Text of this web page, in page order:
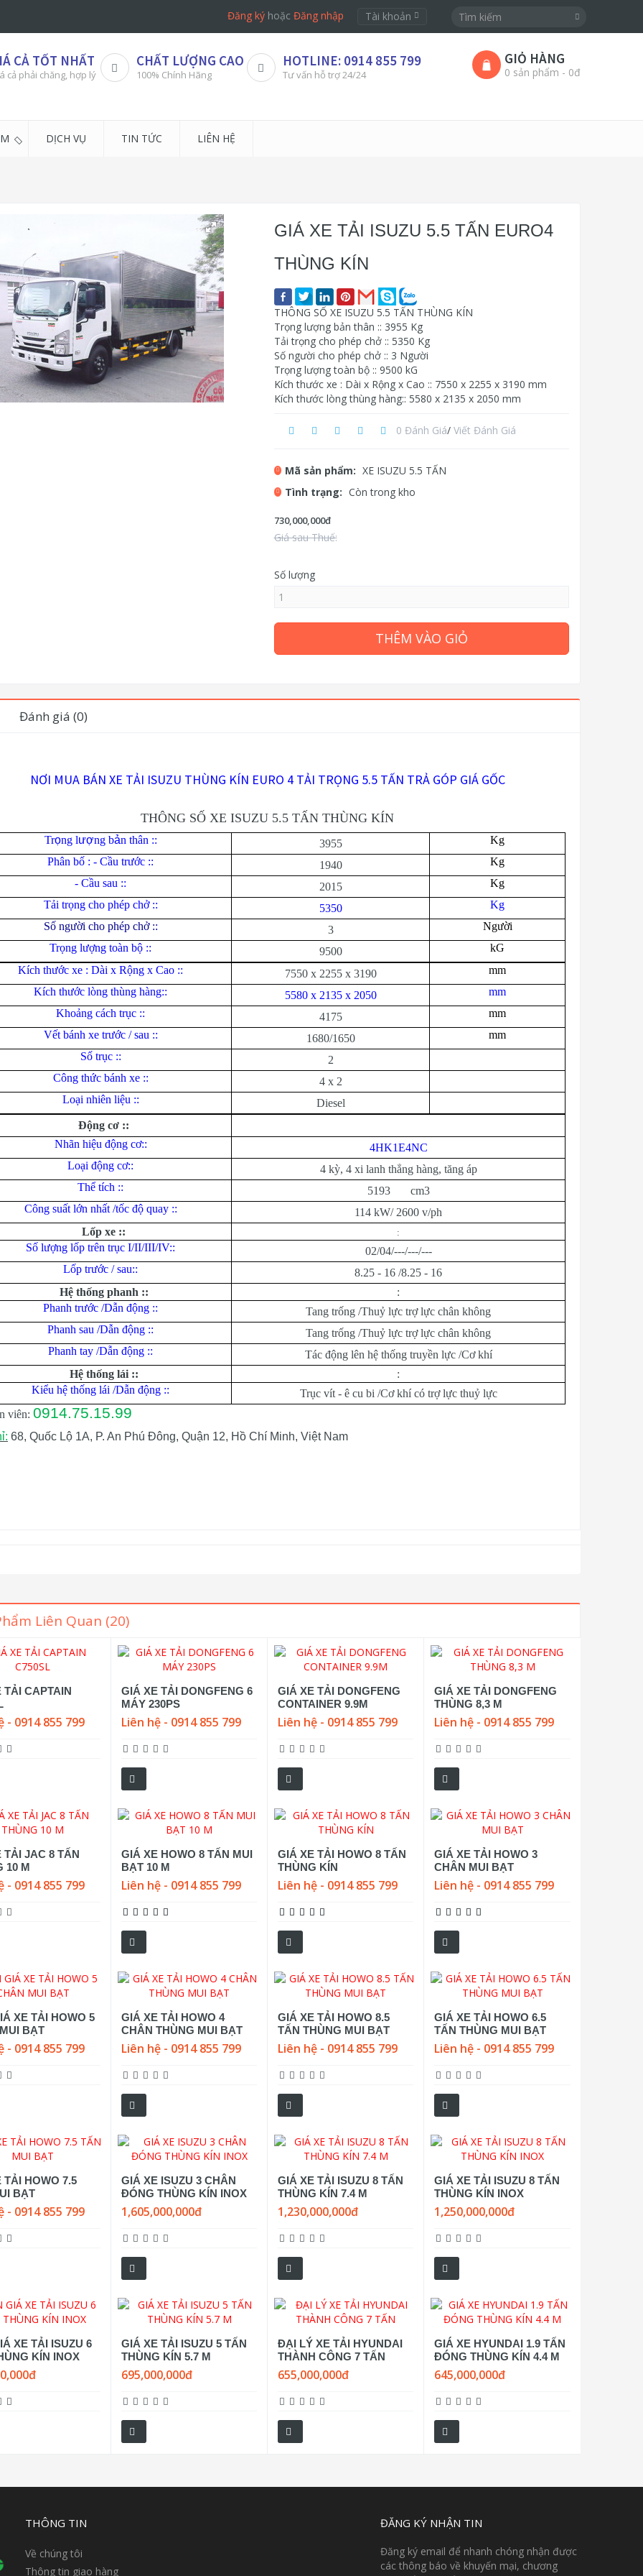
Đăng ký hoặcĐăng nhập Tài khoản
CẢ TỐT NHẤT
cả phải chăng, hợp lý
CHẤT LƯỢNG CAO
100% Chính Hãng
HOTLINE: 0914 855 799
Tư vấn hỗ trợ 24/24
GIỎ HÀNG
0 sản phẩm - 0đ
DỊCH VỤ TIN TỨC LIÊN HỆ
GIÁ XE TẢI ISUZU 5.5 TẤN EURO4
THÙNG KÍN
THÔNG SỐ XE ISUZU 5.5 TẤN THÙNG KÍN
Trọng lượng bản thân :: 3955 Kg
Tải trọng cho phép chở :: 5350 Kg
Số người cho phép chở :: 3 Người
Trọng lượng toàn bộ :: 9500 kG
Kích thước xe : Dài x Rộng x Cao :: 7550 x 2255 x 3190 mm
Kích thước lòng thùng hàng:: 5580 x 2135 x 2050 mm
0 Đánh Giá/ Viết Đánh Giá
Mã sản phẩm: XE ISUZU 5.5 TẤN
Tình trạng: Còn trong kho
730,000,000đ
Giá sau Thuế:
Số lượng
THÊM VÀO GIỎ
Đánh giá (0)
NƠI MUA BÁN XE TẢI ISUZU THÙNG KÍN EURO 4 TẢI TRỌNG 5.5 TẤN TRẢ GÓP GIÁ GỐC
THÔNG SỐ XE ISUZU 5.5 TẤN THÙNG KÍN
Trọng lượng bản thân :: 3955
Kg
Phân bố : - Cầu trước ::
1940
Kg
- Cầu sau ::
2015
Kg
Tải trọng cho phép chở ::
5350
Kg
Số người cho phép chở ::
3
Người
Trọng lượng toàn bộ ::
9500
kG
Kích thước xe : Dài x Rộng x Cao ::
7550 x 2255 x 3190
mm
Kích thước lòng thùng hàng::
5580 x 2135 x 2050
mm
Khoảng cách trục ::
4175
mm
Vết bánh xe trước / sau ::
1680/1650
mm
Số trục ::
2
Công thức bánh xe ::
4 x 2
Loại nhiên liệu ::
Diesel
Động cơ ::
Nhãn hiệu động cơ::
4HK1E4NC
Loại động cơ::
4 kỳ, 4 xi lanh thẳng hàng, tăng áp
Thể tích ::
5193 cm3
Công suất lớn nhất /tốc độ quay ::
114 kW/ 2600 v/ph
Lốp xe ::
:
Số lượng lốp trên trục I/II/III/IV::
02/04/---/---/---
Lốp trước / sau::
8.25 - 16 /8.25 - 16
Hệ thống phanh ::
:
Phanh trước /Dẫn động ::
Tang trống /Thuỷ lực trợ lực chân không
Phanh sau /Dẫn động ::
Tang trống /Thuỷ lực trợ lực chân không
Phanh tay /Dẫn động ::
Tác động lên hệ thống truyền lực /Cơ khí
Hệ thống lái ::
:
Kiểu hệ thống lái /Dẫn động ::
Trục vít - ê cu bi /Cơ khí có trợ lực thuỷ lực
n viên: 0914.75.15.99
68, Quốc Lộ 1A, P. An Phú Đông, Quận 12, Hồ Chí Minh, Việt Nam
Liên Quan (20)
TẢI CAPTAIN
- 0914 855 799
GIÁ XE TẢI DONGFENG 6
MÁY 230PS
Liên hệ - 0914 855 799
GIÁ XE TẢI DONGFENG
CONTAINER 9.9M
Liên hệ - 0914 855 799
GIÁ XE TẢI DONGFENG
THÙNG 8,3 M
Liên hệ - 0914 855 799
TẢI JAC 8 TẤN
10 M
- 0914 855 799
GIÁ XE HOWO 8 TẤN MUI
BẠT 10 M
Liên hệ - 0914 855 799
GIÁ XE TẢI HOWO 8 TẤN
THÙNG KÍN
Liên hệ - 0914 855 799
GIÁ XE TẢI HOWO 3
CHÂN MUI BẠT
Liên hệ - 0914 855 799
XE TẢI HOWO 5
BẠT
- 0914 855 799
GIÁ XE TẢI HOWO 4
CHÂN THÙNG MUI BẠT
Liên hệ - 0914 855 799
GIÁ XE TẢI HOWO 8.5
TẤN THÙNG MUI BẠT
Liên hệ - 0914 855 799
GIÁ XE TẢI HOWO 6.5
TẤN THÙNG MUI BẠT
Liên hệ - 0914 855 799
TẢI HOWO 7.5
BẠT
- 0914 855 799
GIÁ XE ISUZU 3 CHÂN
ĐÓNG THÙNG KÍN INOX
1,605,000,000đ
GIÁ XE TẢI ISUZU 8 TẤN
THÙNG KÍN 7.4 M
1,230,000,000đ
GIÁ XE TẢI ISUZU 8 TẤN
THÙNG KÍN INOX
1,250,000,000đ
XE TẢI ISUZU 6
KÍN INOX
GIÁ XE TẢI ISUZU 5 TẤN
THÙNG KÍN 5.7 M
695,000,000đ
ĐẠI LÝ XE TẢI HYUNDAI
THÀNH CÔNG 7 TẤN
655,000,000đ
GIÁ XE HYUNDAI 1.9 TẤN
ĐÓNG THÙNG KÍN 4.4 M
645,000,000đ
THÔNG TIN
Về chúng tôi
Thông tin giao hàng
ĐĂNG KÝ NHẬN TIN
Đăng ký email để nhanh chóng nhận được
các thông báo về khuyến mại, chương